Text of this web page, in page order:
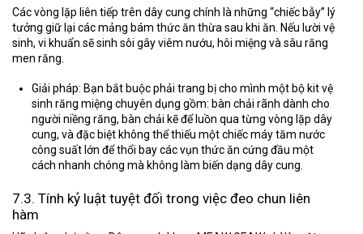
Các vòng lặp liên tiếp trên dây cung chính là những “chiếc bẫy” lý
tưởng giữ lại các mảng bám thức ăn thừa sau khi ăn. Nếu lười vệ
sinh, vi khuẩn sẽ sinh sôi gây viêm nướu, hôi miệng và sâu răng
men răng.
Giải pháp: Bạn bắt buộc phải trang bị cho mình một bộ kit vệ
sinh răng miệng chuyên dụng gồm: bàn chải rãnh dành cho
người niềng răng, bàn chải kẽ để luồn qua từng vòng lặp dây
cung, và đặc biệt không thể thiếu một chiếcmáy tăm nước
công suất lớn để thổi bay các vụn thức ăn cứng đầu một
cách nhanh chóng mà không làm biến dạng dây cung.
7.3. Tính kỷ luật tuyệt đối trong việc đeo chun liên
hàm